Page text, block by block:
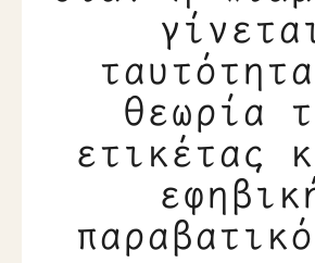
θεωρία
ετικέτας